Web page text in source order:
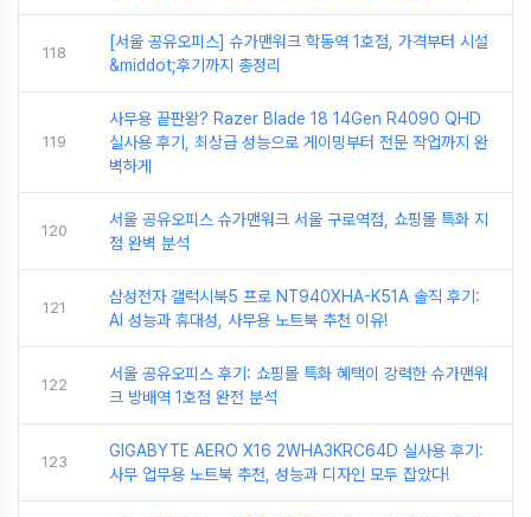
118
[서울 공유오피스] 슈가맨워크 학동역 1호점, 가격부터 시설
&middot;후기까지 총정리
119
사무용 끝판왕? Razer Blade 18 14Gen R4090 QHD
실사용 후기, 최상급 성능으로 게이밍부터 전문 작업까지 완
벽하게
120
서울 공유오피스 슈가맨워크 서울 구로역점, 쇼핑몰 특화 지
점 완벽 분석
121
삼성전자 갤럭시북5 프로 NT940XHA-K51A 솔직 후기:
AI 성능과 휴대성, 사무용 노트북 추천 이유!
122
서울 공유오피스 후기: 쇼핑몰 특화 혜택이 강력한 슈가맨워
크 방배역 1호점 완전 분석
123
GIGABYTE AERO X16 2WHA3KRC64D 실사용 후기:
사무 업무용 노트북 추천, 성능과 디자인 모두 잡았다!